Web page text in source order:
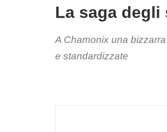
La saga degli
A Chamonix una
e standardizzate